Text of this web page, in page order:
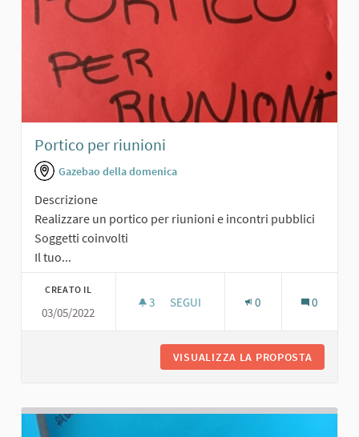
Portico per riunioni
Gazebao della domenica
Descrizione
Realizzare un portico per riunioni e incontri pubblici
Soggetti coinvolti
Il tuo...
CREATO IL
03/05/2022
3 3 SOSTENITORI
SEGUI 0 0
VISUALIZZA LA PROPOSTA